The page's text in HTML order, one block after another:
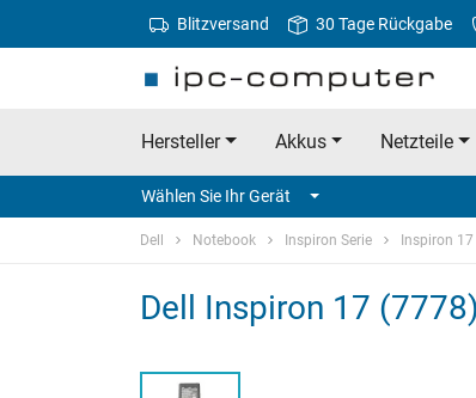
Blitzversand 30 Tage Rückgabe
Hersteller Akkus Netzteile
Wählen Sie Ihr Gerät
Dell Notebook Inspiron Serie Inspiron 17
Dell Inspiron 17